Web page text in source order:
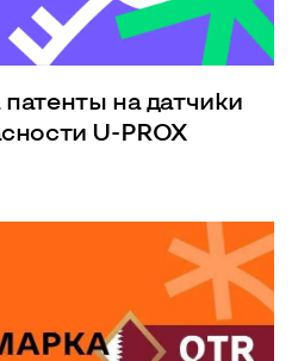
на датчики
U-PROX